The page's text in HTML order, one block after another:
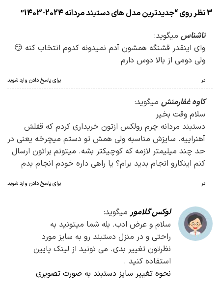
3 نظر روی “ جدیدترین مدل های دستبند مردانه 2024-1403
”
ناشناس میگوید:
وای اینقدر قشنگه همشون آدم نمیدونه کدوم انتخاب کنه 😏
ولی دومی از بالا دوس دارم
در برای پاسخ دادن وارد شوید
کاوه غفارمنش میگوید:
سلام وقت بخیر
دستبند مردانه چرم رولکس ازتون خریداری کردم که قفلش
آهنراییه. سایزش مناسبه ولی همش تو دستم میچرخه یعنی در
حد چند میلیمتر لازمه که کوچیکتر بشه. میتونم براتون ارسال
کنم اینکارو انجام بدید برام؟ یا راهی داره خودم انجام بدم
در برای پاسخ دادن وارد شوید
لوکس گلامور میگوید:
سلام و عرض ادب. بله شما میتونید به
راحتی و در منزل دستبند رو به سایز مورد
نظرتون تغییر بدی. می تونید از لینک پایین
استفاده کنید .
نحوه تغییر سایز دستبند به صورت تصویری